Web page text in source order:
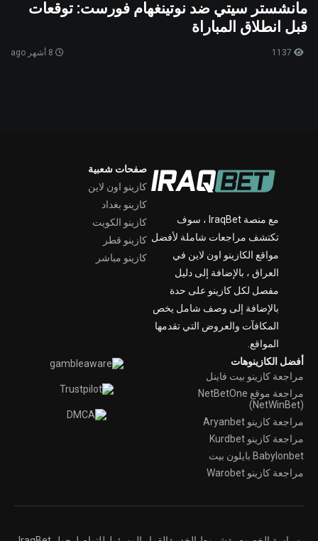
مانشستر سيتي ضد نوتينغهام فورست: توقعات
قبل انطلاق المباراة
مع منصة IraqBet ، سوف
تكتشف مراجعات شاملة لأفضل
مواقع الكازينو اون لاين في
العراق ، بالإضافة إلى دليل
مفصل لكل كازينو على حدة
بالإضافة إلى وصف شامل يخص
المكافآت والعروض التي تقدمها
المواقع.
صفحات شعبية
كازينو اون لاين
كازينو بغداد
كازينو الكويت
كازينو قطر
كازينو مباشر
أفضل الكازينوهات
مراجعة كازينو بيت فاينل
مراجعة موقع NetBetOne
(NetWinBet)
مراجعة كازينو Aryanbet
مراجعة كازينو Kurdbet
Babylonbet بايلون بيت
مراجعة كازينو Warobet